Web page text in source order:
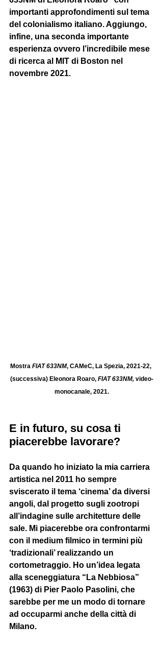
importanti approfondimenti sul tema
del colonialismo italiano. Aggiungo,
infine, una seconda importante
esperienza ovvero l’incredibile mese
di ricerca al MIT di Boston nel
novembre 2021.
Mostra FIAT 633NM, CAMeC, La Spezia, 2021-22,
(successiva) Eleonora Roaro, FIAT 633NM, video-
monocanale, 2021.
E in futuro, su cosa ti
piacerebbe lavorare?
Da quando ho iniziato la mia carriera
artistica nel 2011 ho sempre
sviscerato il tema ‘cinema’ da diversi
angoli, dal progetto sugli zootropi
all’indagine sulle architetture delle
sale. Mi piacerebbe ora confrontarmi
con il medium filmico in termini più
‘tradizionali’ realizzando un
cortometraggio. Ho un’idea legata
alla sceneggiatura “La Nebbiosa”
(1963) di Pier Paolo Pasolini, che
sarebbe per me un modo di tornare
ad occuparmi anche della città di
Milano.